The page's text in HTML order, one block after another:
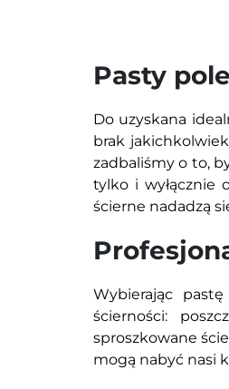
Pasty
Do uzyskana
brak
zadbaliśmy o to,
tylko i wyłącznie
ścierne nadadzą
Wybierając
ścierności:
sproszkowane
mogą nabyć nasi